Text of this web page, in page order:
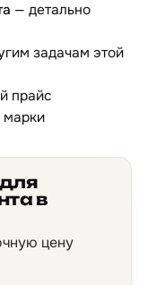
— детально
задачам этой
прайс
в
цену